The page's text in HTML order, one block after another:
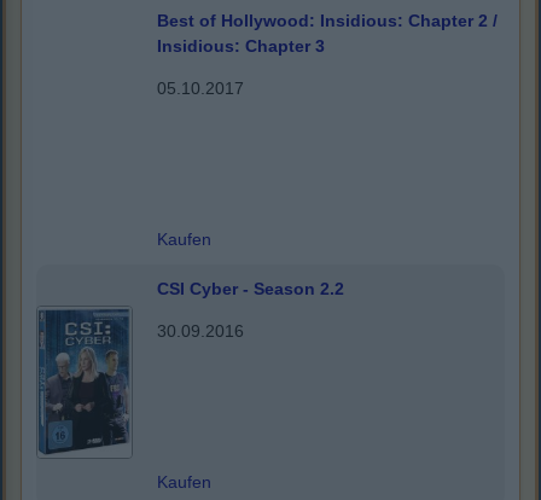
Best of Hollywood: Insidious: Chapter 2 /
Insidious: Chapter 3
05.10.2017
Kaufen
CSI Cyber - Season 2.2
30.09.2016
Kaufen